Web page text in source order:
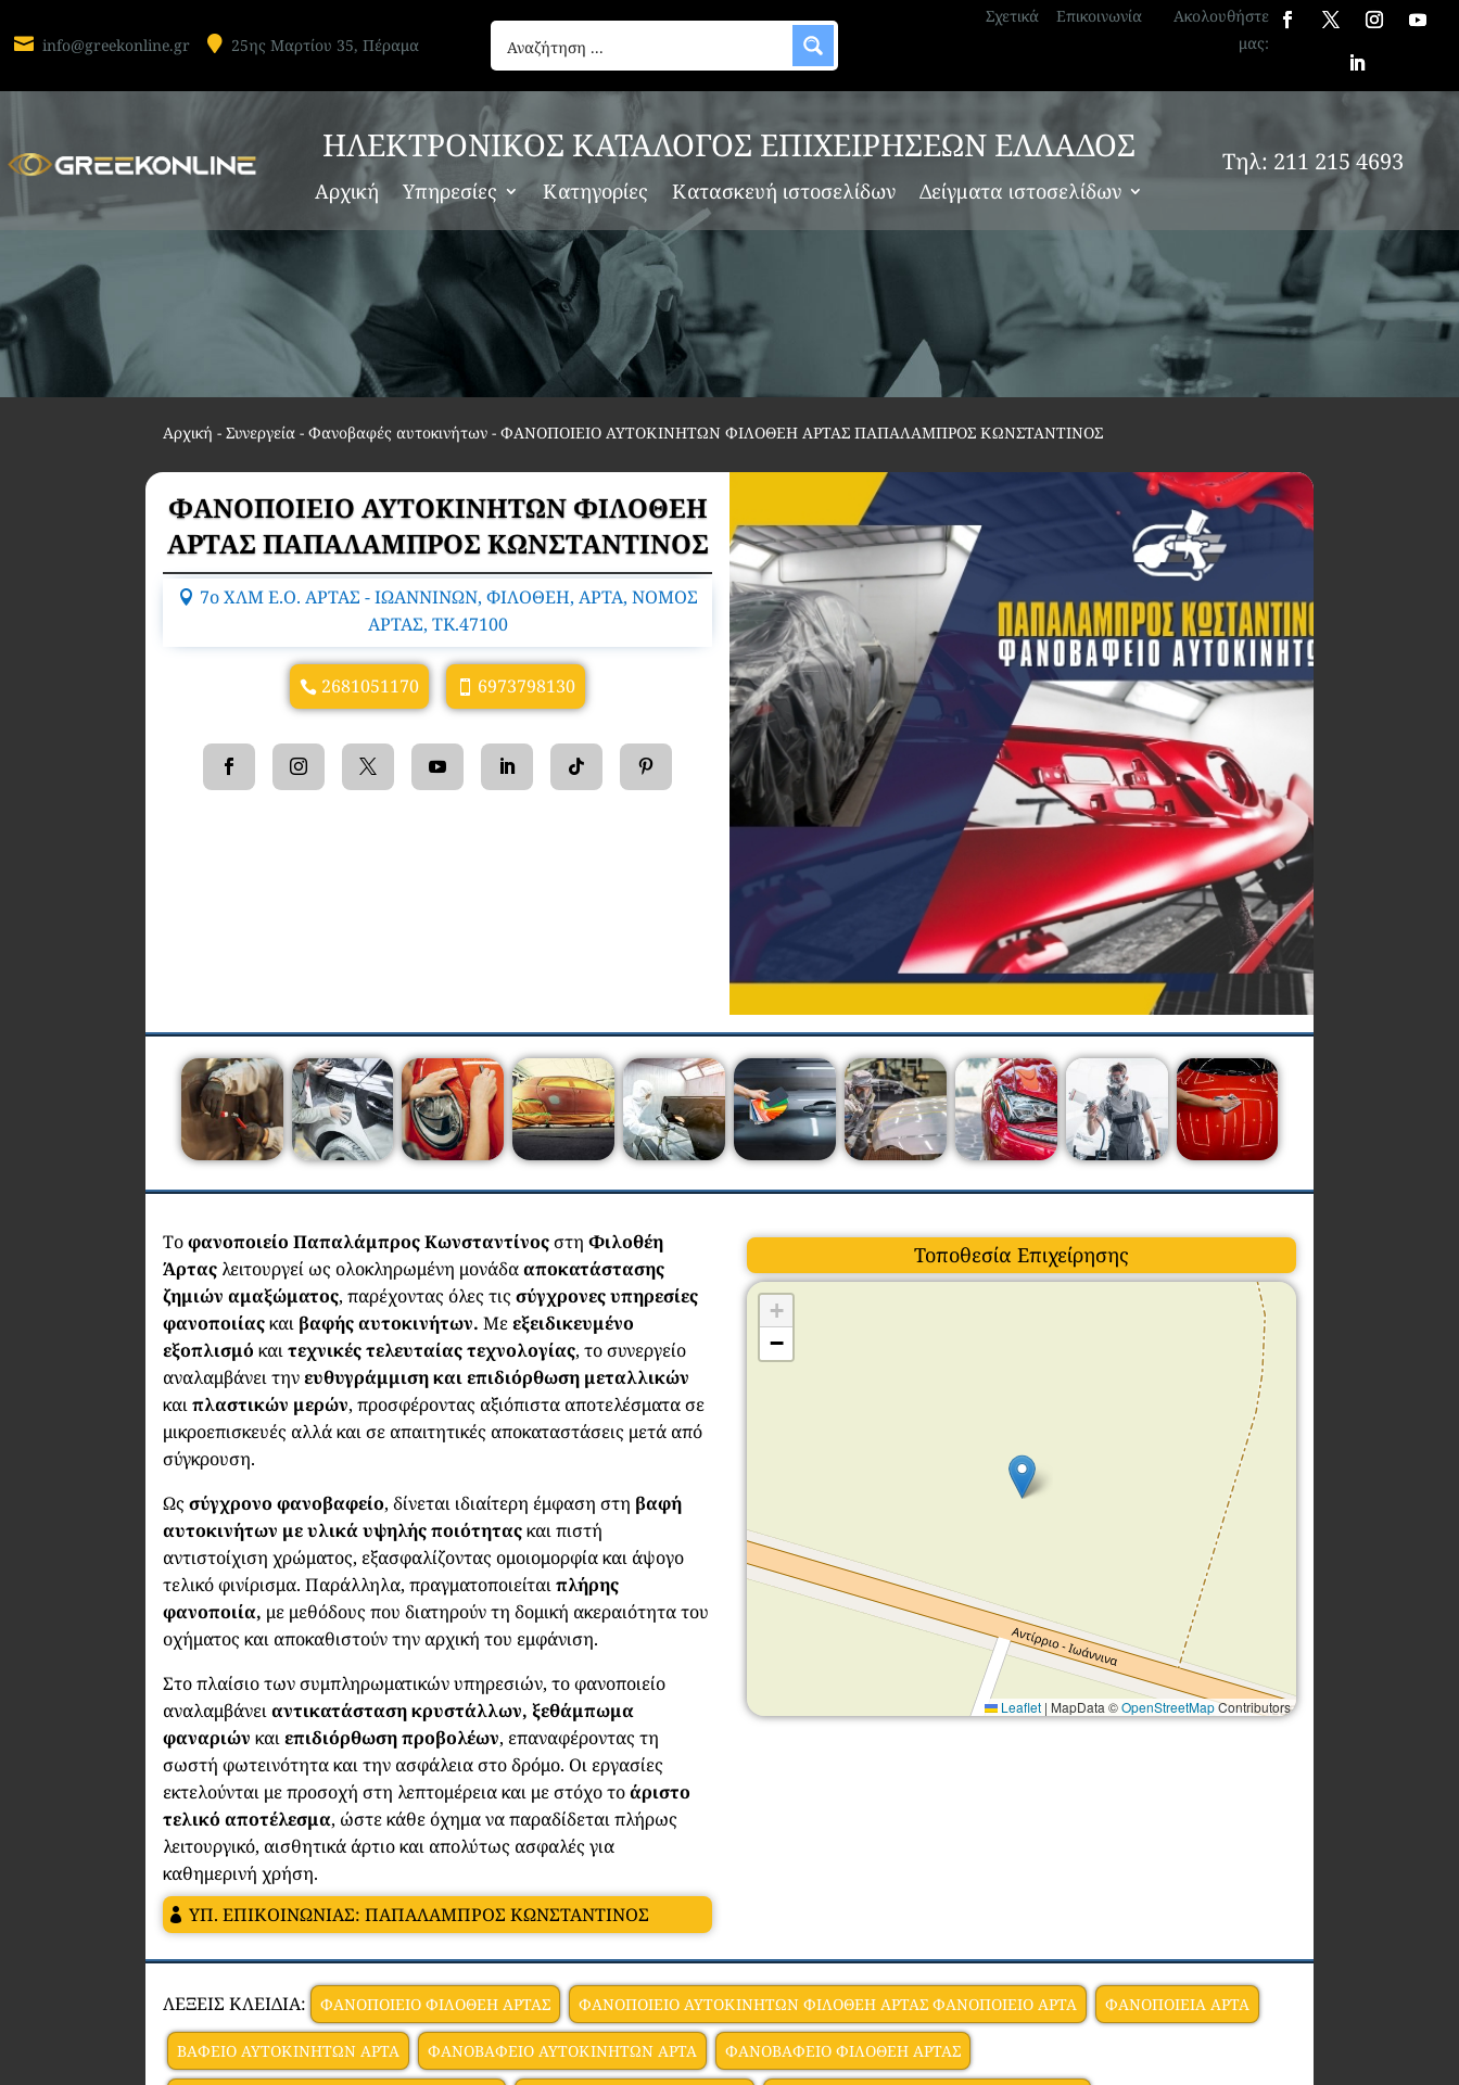
 info@greekonline.gr  25ης Μαρτίου 35, Πέραμα
Σχετικά Επικοινωνία
Ακολουθήστε
μας:
ΗΛΕΚΤΡΟΝΙΚΟΣ ΚΑΤΑΛΟΓΟΣ ΕΠΙΧΕΙΡΗΣΕΩΝ ΕΛΛΑΔΟΣ
Αρχική Υπηρεσίες Κατηγορίες Κατασκευή ιστοσελίδων Δείγματα ιστοσελίδων
Τηλ: 211 215 4693
Αρχική -Συνεργεία - Φανοβαφές αυτοκινήτων -ΦΑΝΟΠΟΙΕΙΟ ΑΥΤΟΚΙΝΗΤΩΝ ΦΙΛΟΘΕΗ ΑΡΤΑΣ ΠΑΠΑΛΑΜΠΡΟΣ ΚΩΝΣΤΑΝΤΙΝΟΣ
ΦΑΝΟΠΟΙΕΙΟ ΑΥΤΟΚΙΝΗΤΩΝ ΦΙΛΟΘΕΗ
ΑΡΤΑΣ ΠΑΠΑΛΑΜΠΡΟΣ ΚΩΝΣΤΑΝΤΙΝΟΣ
7ο ΧΛΜ Ε.Ο. ΑΡΤΑΣ - ΙΩΑΝΝΙΝΩΝ, ΦΙΛΟΘΕΗ, ΑΡΤΑ, ΝΟΜΟΣ
ΑΡΤΑΣ, TK.47100
2681051170 6973798130
Τοφανοποιείο Παπαλάμπρος ΚωνσταντίνοςστηΦιλοθέη
Άρτας λειτουργεί ως ολοκληρωμένη μονάδααποκατάστασης
ζημιών αμαξώματος, παρέχοντας όλες τιςσύγχρονες υπηρεσίες
φανοποιίαςκαι βαφής αυτοκινήτων. Μεεξειδικευμένο
εξοπλισμόκαιτεχνικές τελευταίας τεχνολογίας, το συνεργείο
αναλαμβάνει τηνευθυγράμμιση και επιδιόρθωση μεταλλικών
καιπλαστικών μερών, προσφέροντας αξιόπιστα αποτελέσματα σε
μικροεπισκευές αλλά και σε απαιτητικές αποκαταστάσεις μετά από
σύγκρουση.
Ως σύγχρονο φανοβαφείο, δίνεται ιδιαίτερη έμφαση στη βαφή
αυτοκινήτων με υλικά υψηλής ποιότηταςκαι πιστή
αντιστοίχιση χρώματος, εξασφαλίζοντας ομοιομορφία και άψογο
τελικό φινίρισμα. Παράλληλα, πραγματοποιείταιπλήρης
φανοποιία, με μεθόδους που διατηρούν τη δομική ακεραιότητα του
οχήματος και αποκαθιστούν την αρχική του εμφάνιση.
Στο πλαίσιο των συμπληρωματικών υπηρεσιών, το φανοποιείο
αναλαμβάνειαντικατάσταση κρυστάλλων, ξεθάμπωμα
φαναριών καιεπιδιόρθωση προβολέων, επαναφέροντας τη
σωστή φωτεινότητα και την ασφάλεια στο δρόμο. Οι εργασίες
εκτελούνται με προσοχή στη λεπτομέρεια και με στόχο τοάριστο
τελικό αποτέλεσμα, ώστε κάθε όχημα να παραδίδεται πλήρως
λειτουργικό, αισθητικά άρτιο και απολύτως ασφαλές για
καθημερινή χρήση.
ΥΠ. ΕΠΙΚΟΙΝΩΝΙΑΣ: ΠΑΠΑΛΑΜΠΡΟΣ ΚΩΝΣΤΑΝΤΙΝΟΣ
Τοποθεσία Επιχείρησης
+
−
Leaflet | MapData ©OpenStreetMapContributors
ΛΕΞΕΙΣ ΚΛΕΙΔΙΑ: ΦΑΝΟΠΟΙΕΙΟ ΦΙΛΟΘΕΗ ΑΡΤΑΣ ΦΑΝΟΠΟΙΕΙΟ ΑΥΤΟΚΙΝΗΤΩΝ ΦΙΛΟΘΕΗ ΑΡΤΑΣ ΦΑΝΟΠΟΙΕΙΟ ΑΡΤΑ ΦΑΝΟΠΟΙΕΙΑ ΑΡΤΑ
ΒΑΦΕΙΟ ΑΥΤΟΚΙΝΗΤΩΝ ΑΡΤΑ ΦΑΝΟΒΑΦΕΙΟ ΑΥΤΟΚΙΝΗΤΩΝ ΑΡΤΑ ΦΑΝΟΒΑΦΕΙΟ ΦΙΛΟΘΕΗ ΑΡΤΑΣ